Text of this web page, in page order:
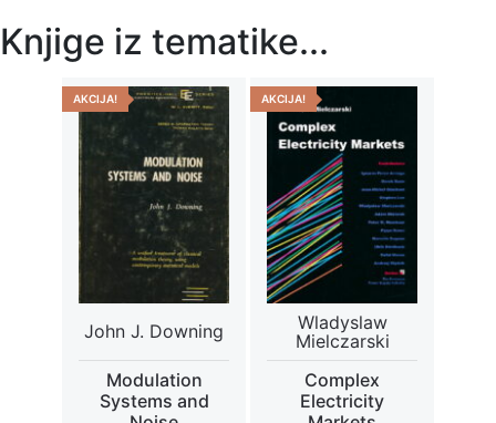
Knjige iz tematike...
AKCIJA!
John J. Downing
Modulation
Systems and
AKCIJA!
Wladyslaw
Mielczarski
Complex
Electricity